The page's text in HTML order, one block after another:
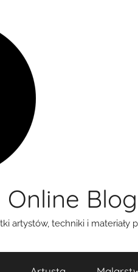
Blog
artystów, techniki i materiały